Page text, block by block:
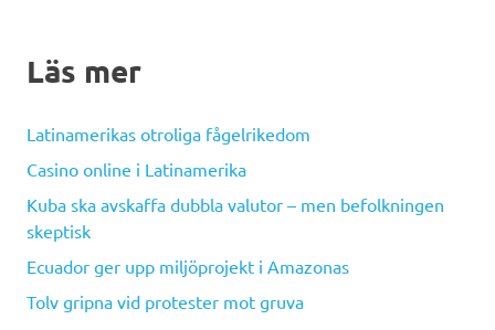
Läs mer
Latinamerikas otroliga fågelrikedom
Casino online i Latinamerika
Kuba ska avskaffa dubbla valutor – men befolkningen
skeptisk
Ecuador ger upp miljöprojekt i Amazonas
Tolv gripna vid protester mot gruva